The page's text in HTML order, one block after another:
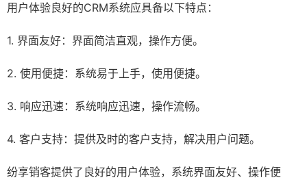
用户体验良好的CRM系统应具备以下特点：
1. 界面友好：界面简洁直观，操作方便。
2. 使用便捷：系统易于上手，使用便捷。
3. 响应迅速：系统响应迅速，操作流畅。
4. 客户支持：提供及时的客户支持，解决用户问题。
纷享销客提供了良好的用户体验，系统界面友好、操作便